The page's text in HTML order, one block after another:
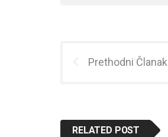
Prethodni Članak
RELATED POST